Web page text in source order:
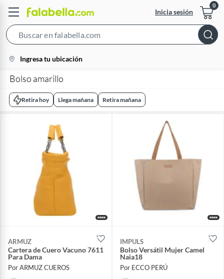
Inicia sesión
Bar
location-
icon
Ingresa tu ubicación
Bolso amarillo
Retira hoy Llega mañana Retira mañana
ARMUZ
Cartera de Cuero Vacuno 7611
Para Dama
Por ARMUZ CUEROS
IMPULS
Bolso Versátil Mujer Camel
Naia18
Por ECCO PERÚ